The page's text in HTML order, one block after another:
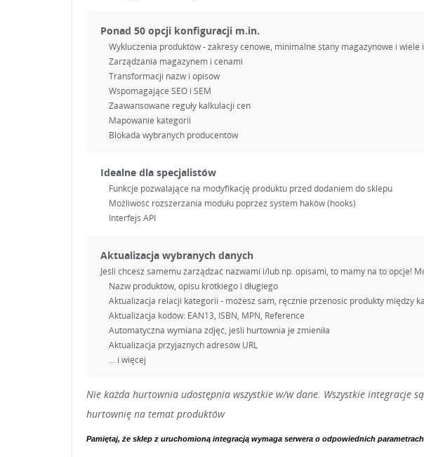
Ponad 50 opcji konfiguracji m.in.
Wykluczenia produktów - zakresy cenowe, minimalne stany magazynowe i wiele
Zarządzania magazynem i cenami
Transformacji nazw i opisów
Wspomagające SEO i SEM
Zaawansowane reguły kalkulacji cen
Mapowanie kategorii
Blokada wybranych producentów
Idealne dla specjalistów
Funkcje pozwalające na modyfikację produktu przed dodaniem do sklepu
Możliwość rozszerzania modułu poprzez system haków (hooks)
Interfejs API
Aktualizacja wybranych danych
Jeśli chcesz samemu zarządzać nazwami i/lub np. opisami, to mamy na to opcje!
Nazw produktów, opisu krótkiego i długiego
Aktualizacja relacji kategorii - możesz sam, ręcznie przenosic produkty między
Aktualizacja kodów: EAN13, ISBN, MPN, Reference
Automatyczna wymiana zdjęć, jeśli hurtownia je zmieniła
Aktualizacja przyjaznych adresów URL
... i więcej
Nie każda hurtownia udostępnia wszystkie w/w dane. Wszystkie integracje
hurtownię na temat produktów
Pamiętaj, że sklep z uruchomioną integracją wymaga serwera o odpowiednich